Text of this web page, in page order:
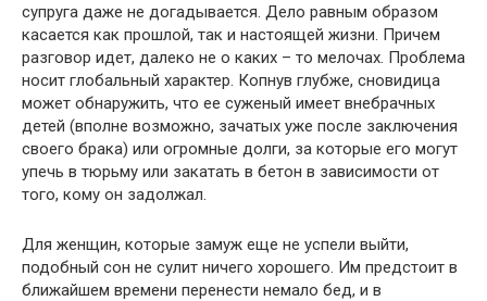
супруга даже не догадывается. Дело равным образом
касается как прошлой, так и настоящей жизни. Причем
разговор идет, далеко не о каких – то мелочах. Проблема
носит глобальный характер. Копнув глубже, сновидица
может обнаружить, что ее суженый имеет внебрачных
детей (вполне возможно, зачатых уже после заключения
своего брака) или огромные долги, за которые его могут
упечь в тюрьму или закатать в бетон в зависимости от
того, кому он задолжал.
Для женщин, которые замуж еще не успели выйти,
подобный сон не сулит ничего хорошего. Им предстоит в
ближайшем времени перенести немало бед, и в